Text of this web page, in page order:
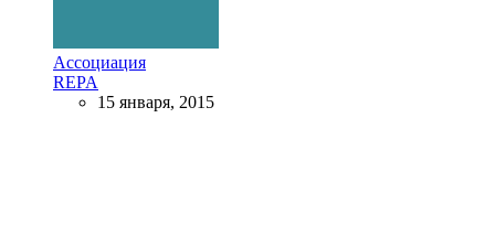
Ассоциация
REPA
15 января, 2015